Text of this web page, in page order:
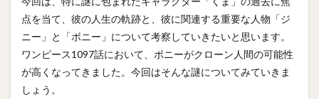
点を当て、彼の人生の軌跡と、彼に関連する重要な人物「ジ
ニー」と「ボニー」について考察していきたいと思います。
ワンピース1097話において、ボニーがクローン人間の可能性
が高くなってきました。今回はそんな謎についてみていきま
しょう。